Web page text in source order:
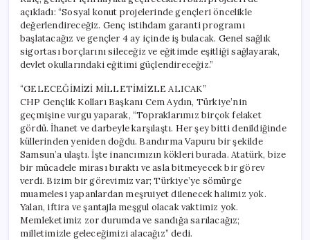
açıkladı: “Sosyal konut projelerinde gençleri öncelikle
değerlendireceğiz. Genç istihdam garanti programı
başlatacağız ve gençler 4 ay içinde iş bulacak. Genel sağlık
sigortası borçlarını sileceğiz ve eğitimde eşitliği sağlayarak,
devlet okullarındaki eğitimi güçlendireceğiz.”
“GELECEĞİMİZİ MİLLETİMİZLE ALICAK”
CHP Gençlik Kolları Başkanı Cem Aydın, Türkiye’nin
geçmişine vurgu yaparak, “Topraklarımız birçok felaket
gördü. İhanet ve darbeyle karşılaştı. Her şey bitti denildiğinde
küllerinden yeniden doğdu. Bandırma Vapuru bir şekilde
Samsun’a ulaştı. İşte inancımızın kökleri burada. Atatürk, bize
bir mücadele mirası bıraktı ve asla bitmeyecek bir görev
verdi. Bizim bir görevimiz var; Türkiye’ye sömürge
muamelesi yapanlardan meşruiyet dilenecek halimiz yok.
Yalan, iftira ve şantajla meşgul olacak vaktimiz yok.
Memleketimiz zor durumda ve sandığa sarılacağız;
milletimizle geleceğimizi alacağız” dedi.